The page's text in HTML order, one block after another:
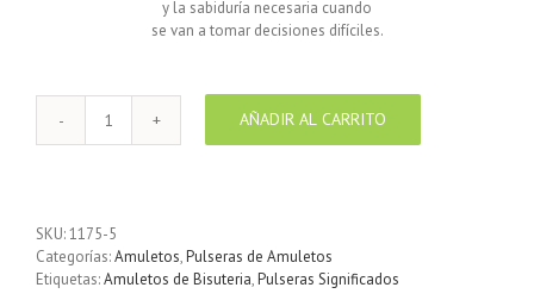
y la sabiduría necesaria cuando
se van a tomar decisiones difíciles.
Pulsera
centro
medalla
árbol
AÑADIR AL CARRITO
SKU:1175-5
Categorías:Amuletos,Pulseras de Amuletos
Etiquetas:Amuletos de Bisuteria,Pulseras Significados